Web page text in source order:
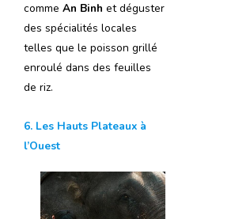
comme An Binh et déguster
des spécialités locales
telles que le poisson grillé
enroulé dans des feuilles
de riz.
6. Les Hauts Plateaux à
l’Ouest